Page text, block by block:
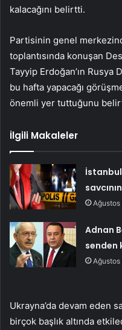
kalacağını belirtti.
Partisinin genel
toplantısında konuşan
Tayyip Erdoğan’ın Rusya
bu hafta yapacağı
önemli yer tuttuğunu
İlgili Makaleler
Adnan
senden
Ukrayna’da devam eden
birçok başlık altında